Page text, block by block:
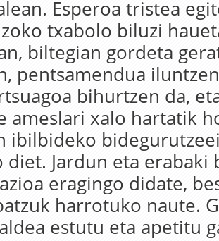
Esperoa tristea
txabolo biluzi
biltegian gordeta
pentsamendua
bihurtzen da,
ameslari xalo hartatik
ibilbideko
diet. Jardun eta erabaki
eragingo didate,
harrotuko naute.
estutu eta apetitu